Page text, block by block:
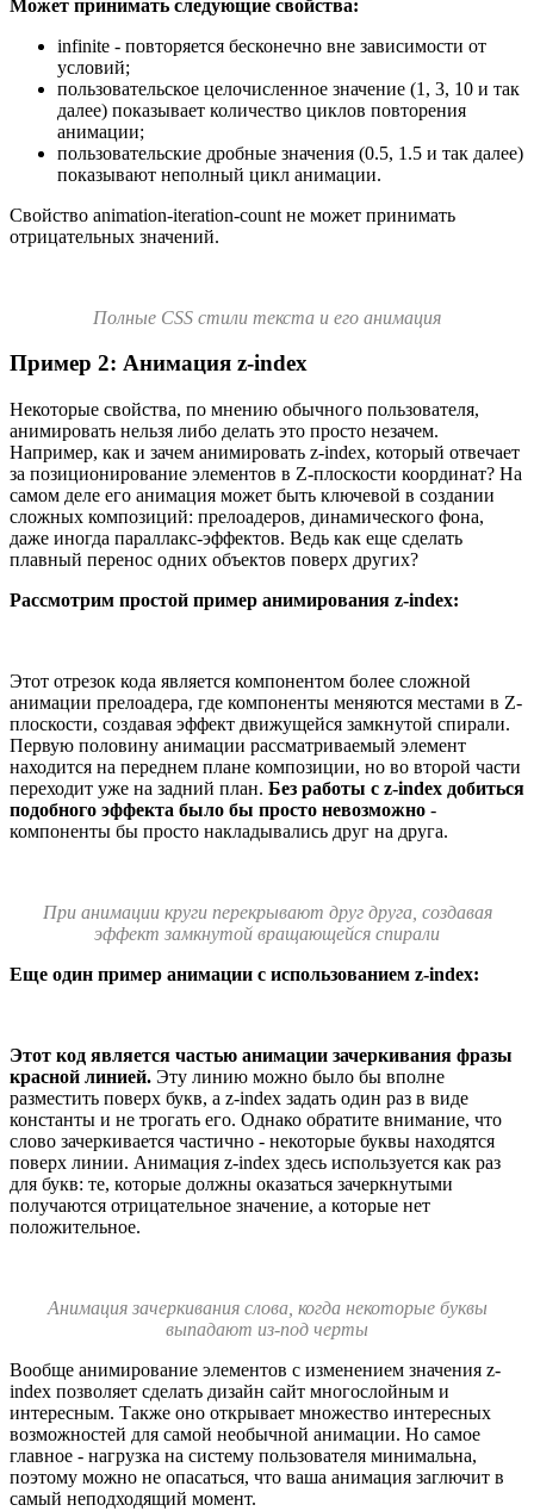
Может принимать следующие свойства:
infinite - повторяется бесконечно вне зависимости от
условий;
пользовательское целочисленное значение (1, 3, 10 и так
далее) показывает количество циклов повторения
анимации;
пользовательские дробные значения (0.5, 1.5 и так далее)
показывают неполный цикл анимации.
Свойство animation-iteration-count не может принимать
отрицательных значений.
Полные CSS стили текста и его анимация
Пример 2: Анимация z-index
Некоторые свойства, по мнению обычного пользователя,
анимировать нельзя либо делать это просто незачем.
Например, как и зачем анимировать z-index, который отвечает
за позиционирование элементов в Z-плоскости координат? На
самом деле его анимация может быть ключевой в создании
сложных композиций: прелоадеров, динамического фона,
даже иногда параллакс-эффектов. Ведь как еще сделать
плавный перенос одних объектов поверх других?
Рассмотрим простой пример анимирования z-index:
Этот отрезок кода является компонентом более сложной
анимации прелоадера, где компоненты меняются местами в Z-
плоскости, создавая эффект движущейся замкнутой спирали.
Первую половину анимации рассматриваемый элемент
находится на переднем плане композиции, но во второй части
переходит уже на задний план. Без работы с z-index добиться
подобного эффекта было бы просто невозможно -
компоненты бы просто накладывались друг на друга.
При анимации круги перекрывают друг друга, создавая
эффект замкнутой вращающейся спирали
Еще один пример анимации с использованием z-index:
Этот код является частью анимации зачеркивания фразы
красной линией. Эту линию можно было бы вполне
разместить поверх букв, а z-index задать один раз в виде
константы и не трогать его. Однако обратите внимание, что
слово зачеркивается частично - некоторые буквы находятся
поверх линии. Анимация z-index здесь используется как раз
для букв: те, которые должны оказаться зачеркнутыми
получаются отрицательное значение, а которые нет
положительное.
Анимация зачеркивания слова, когда некоторые буквы
выпадают из-под черты
Вообще анимирование элементов с изменением значения z-
index позволяет сделать дизайн сайт многослойным и
интересным. Также оно открывает множество интересных
возможностей для самой необычной анимации. Но самое
главное - нагрузка на систему пользователя минимальна,
поэтому можно не опасаться, что ваша анимация заглючит в
самый неподходящий момент.